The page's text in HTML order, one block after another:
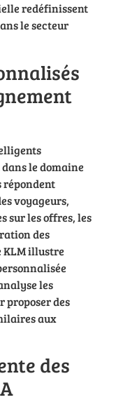
redéfinissent
le secteur
le domaine
répondent
voyageurs,
sur les offres, les
des
KLM illustre
les
proposer des
aux
des